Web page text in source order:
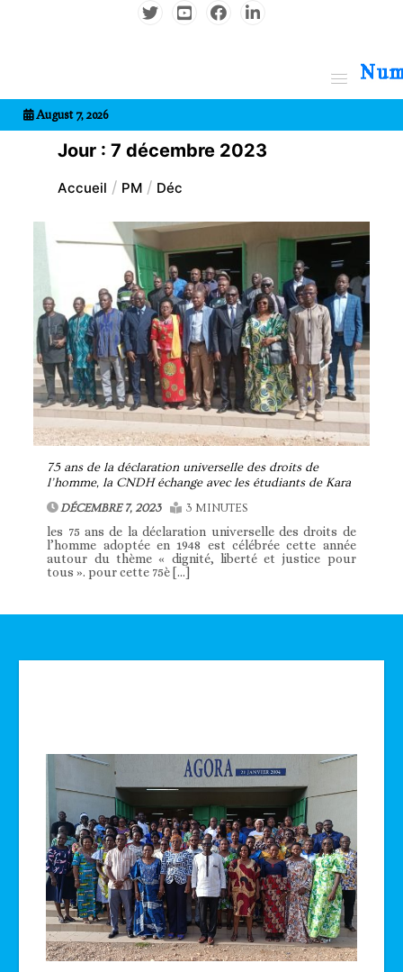
August 7, 2026
Jour : 7 décembre 2023
Accueil PM Déc
75 ans de la déclaration universelle des droits de
l’homme, la CNDH échange avec les étudiants de Kara
DÉCEMBRE 7, 2023 3 MINUTES
les 75 ans de la déclaration universelle des droits de
l’homme adoptée en 1948 est célébrée cette année
autour du thème « dignité, liberté et justice pour
tous ». pour cette 75è […]